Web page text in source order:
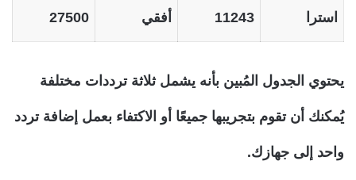
استرا 11243 أفقي 27500
يحتوي الجدول المُبين بأنه يشمل ثلاثة ترددات مختلفة
يُمكنك أن تقوم بتجريبها جميعًا أو الاكتفاء بعمل إضافة تردد
واحد إلى جهازك.